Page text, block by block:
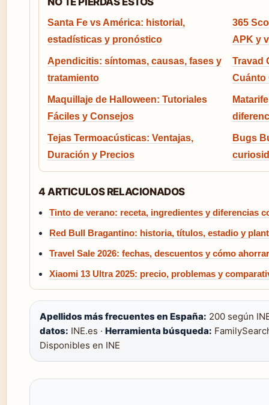
Santa Fe vs América: historial,
estadísticas y pronóstico
365
APK y
Apendicitis: síntomas, causas, fases y
tratamiento
Travad
Cuánto
Maquillaje de Halloween: Tutoriales
Fáciles y Consejos
Tejas Termoacústicas: Ventajas,
Duración y Precios
Bugs
4 ARTICULOS RELACIONADOS
Tinto de verano: receta, ingredientes y diferencias
Red Bull Bragantino: historia, títulos, estadio y
Travel Sale 2026: fechas, descuentos y cómo
Xiaomi 13 Ultra 2025: precio, problemas y
Apellidos más frecuentes en España: 200 según
datos: INE.es · Herramienta búsqueda:
Disponibles en INE